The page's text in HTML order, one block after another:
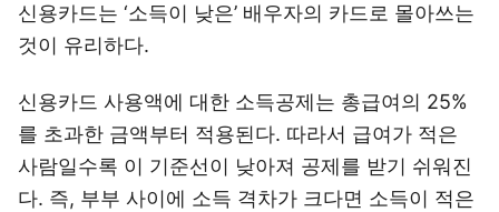
신용카드는 ‘소득이 낮은’ 배우자의 카드로 몰아쓰는
것이 유리하다.
신용카드 사용액에 대한 소득공제는 총급여의 25%
를 초과한 금액부터 적용된다. 따라서 급여가 적은
사람일수록 이 기준선이 낮아져 공제를 받기 쉬워진
다. 즉, 부부 사이에 소득 격차가 크다면 소득이 적은